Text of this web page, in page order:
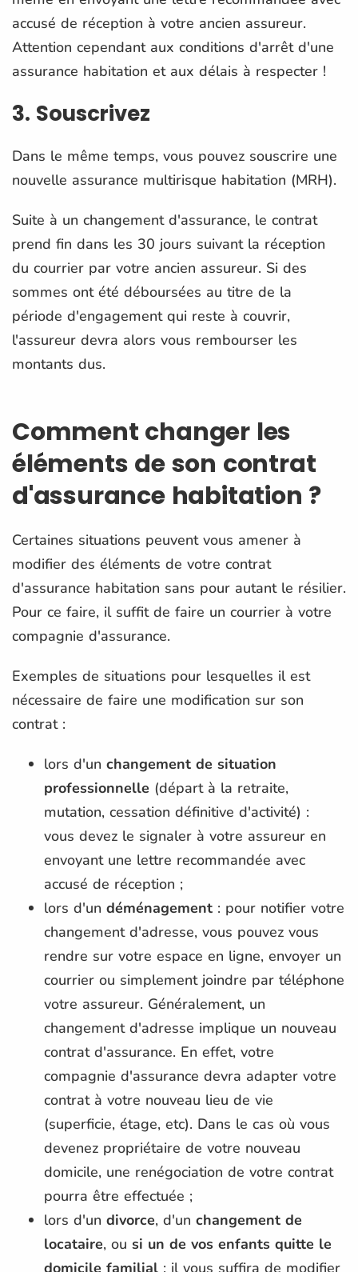
accusé de réception à votre ancien assureur.
Attention cependant aux conditions d'arrêt d'une
assurance habitation et aux délais à respecter !
3. Souscrivez
Dans le même temps, vous pouvez souscrire une
nouvelle assurance multirisque habitation (MRH).
Suite à un changement d'assurance, le contrat
prend fin dans les 30 jours suivant la réception
du courrier par votre ancien assureur. Si des
sommes ont été déboursées au titre de la
période d'engagement qui reste à couvrir,
l'assureur devra alors vous rembourser les
montants dus.
Comment changer les
éléments de son contrat
d'assurance habitation ?
Certaines situations peuvent vous amener à
modifier des éléments de votre contrat
d'assurance habitation sans pour autant le résilier.
Pour ce faire, il suffit de faire un courrier à votre
compagnie d'assurance.
Exemples de situations pour lesquelles il est
nécessaire de faire une modification sur son
contrat :
lors d'un changement de situation
professionnelle (départ à la retraite,
mutation, cessation définitive d'activité) :
vous devez le signaler à votre assureur en
envoyant une lettre recommandée avec
accusé de réception ;
lors d'un déménagement : pour notifier votre
changement d'adresse, vous pouvez vous
rendre sur votre espace en ligne, envoyer un
courrier ou simplement joindre par téléphone
votre assureur. Généralement, un
changement d'adresse implique un nouveau
contrat d'assurance. En effet, votre
compagnie d'assurance devra adapter votre
contrat à votre nouveau lieu de vie
(superficie, étage, etc). Dans le cas où vous
devenez propriétaire de votre nouveau
domicile, une renégociation de votre contrat
pourra être effectuée ;
lors d'un divorce, d'un changement de
locataire, ou si un de vos enfants quitte le
domicile familial : il vous suffira de modifier